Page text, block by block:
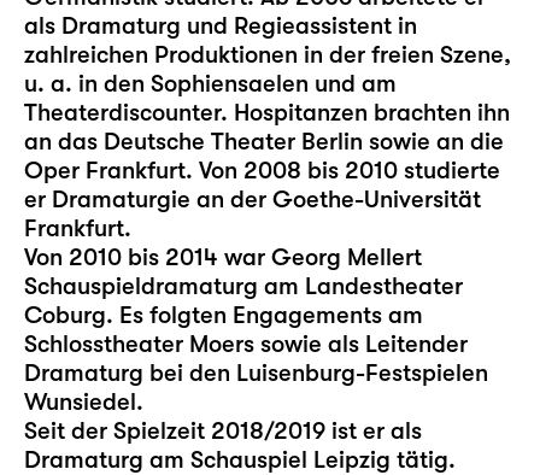
als Dramaturg und Regieassistent in
zahlreichen Produktionen in der freien Szene,
u. a. in den Sophiensaelen und am
Theaterdiscounter. Hospitanzen brachten ihn
an das Deutsche Theater Berlin sowie an die
Oper Frankfurt. Von 2008 bis 2010 studierte
er Dramaturgie an der Goethe-Universität
Frankfurt.
Von 2010 bis 2014 war Georg Mellert
Schauspieldramaturg am Landestheater
Coburg. Es folgten Engagements am
Schlosstheater Moers sowie als Leitender
Dramaturg bei den Luisenburg-Festspielen
Wunsiedel.
Seit der Spielzeit 2018/2019 ist er als
Dramaturg am Schauspiel Leipzig tätig.